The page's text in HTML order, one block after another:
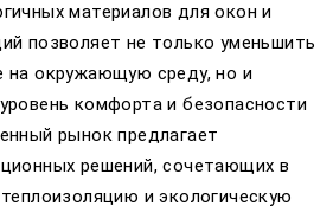
материалов для окон и
позволяет не только уменьшить
на окружающую среду, но и
комфорта и безопасности
рынок предлагает
решений, сочетающих в
и экологическую